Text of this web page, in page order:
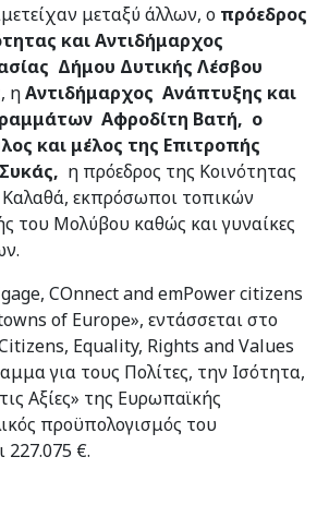
μεταξύ άλλων, ο πρόεδρος
και Αντιδήμαρχος
Δήμου Δυτικής Λέσβου
, ηΑντιδήμαρχος Ανάπτυξης και
Αφροδίτη Βατή, ο
και μέλος της Επιτροπής
η πρόεδρος της Κοινότητας
εκπρόσωποι τοπικών
του Μολύβου καθώς και γυναίκες
COnnect and emPower citizens
of Europe», εντάσσεται στο
Equality, Rights and Values
για τους Πολίτες, την Ισότητα,
Αξίες» της Ευρωπαϊκής
προϋπολογισμός του
227.075 €.